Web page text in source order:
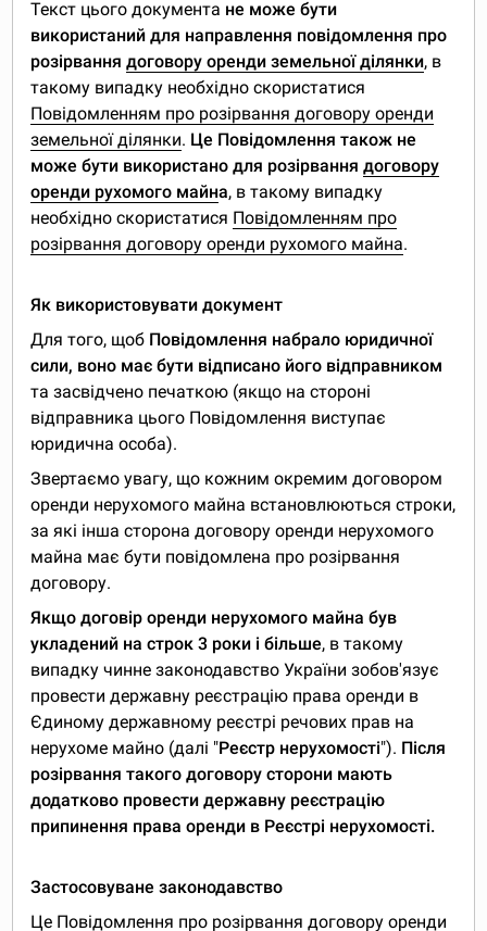
Текст цього документа не може бути
використаний для направлення повідомлення про
розірваннядоговору оренди земельної ділянки, в
такому випадку необхідно скористатися
Повідомленням про розірвання договору оренди
земельної ділянки. Це Повідомлення також не
може бути використано для розірваннядоговору
оренди рухомого майна, в такому випадку
необхідно скористатися Повідомленням про
розірвання договору оренди рухомого майна.
Як використовувати документ
Для того, щоб Повідомлення набрало юридичної
сили, воно має бути відписано його відправником
та засвідчено печаткою (якщо на стороні
відправника цього Повідомлення виступає
юридична особа).
Звертаємо увагу, що кожним окремим договором
оренди нерухомого майна встановлюються строки,
за які інша сторона договору оренди нерухомого
майна має бути повідомлена про розірвання
договору.
Якщо договір оренди нерухомого майна був
укладений на строк 3 роки і більше, в такому
випадку чинне законодавство України зобов'язує
провести державну реєстрацію права оренди в
Єдиному державному реєстрі речових прав на
нерухоме майно (далі "Реєстр нерухомості"). Після
розірвання такого договору сторони мають
додатково провести державну реєстрацію
припинення права оренди в Реєстрі нерухомості.
Застосовуване законодавство
Це Повідомлення про розірвання договору оренди